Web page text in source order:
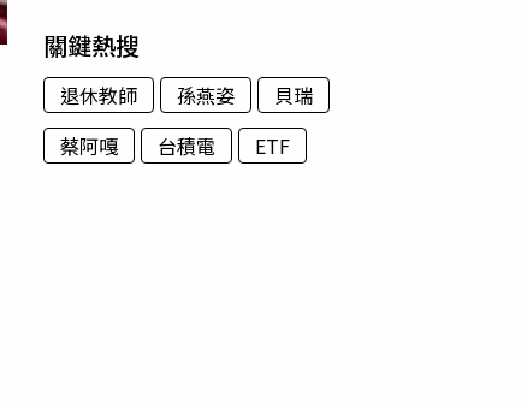
關鍵熱搜
退休教師 孫燕姿
貝瑞
蔡阿嘎
台積電 ETF